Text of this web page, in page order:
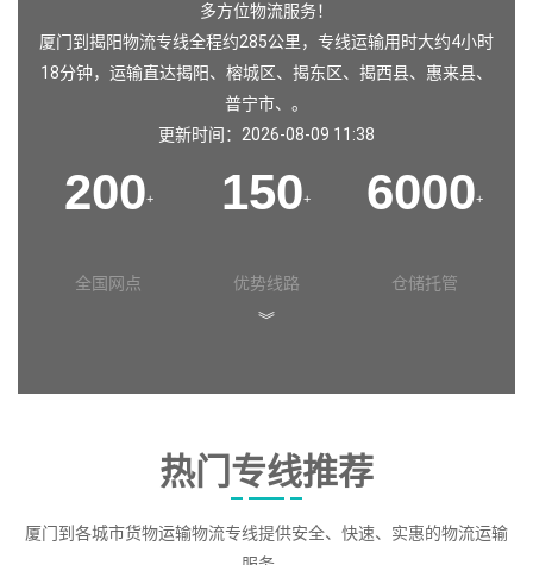
多方位物流服务！
厦门到揭阳物流专线全程约285公里，专线运输用时大约4小时
18分钟，运输直达揭阳、 榕城区、 揭东区、 揭西县、 惠来县、
普宁市、。
更新时间：2026-08-09 11:38
200+
全国网点
150+
优势线路
6000+
仓储托管
︾
热门专线推荐
厦门到各城市货物运输物流专线提供安全、快速、实惠的物流运输